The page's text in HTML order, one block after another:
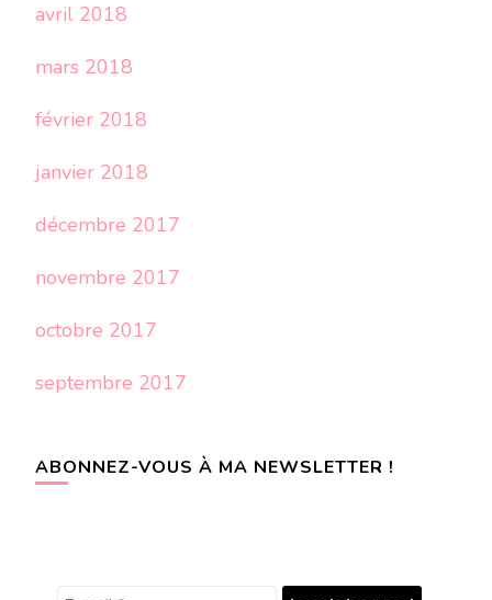
avril 2018
mars 2018
février 2018
janvier 2018
décembre 2017
novembre 2017
octobre 2017
septembre 2017
ABONNEZ-VOUS À MA NEWSLETTER !